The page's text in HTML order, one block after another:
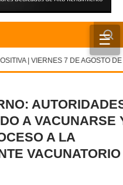
☰
| VIERNES 7 DE AGOSTO DE
A VACUNARSE
A LA
VACUNATORIO